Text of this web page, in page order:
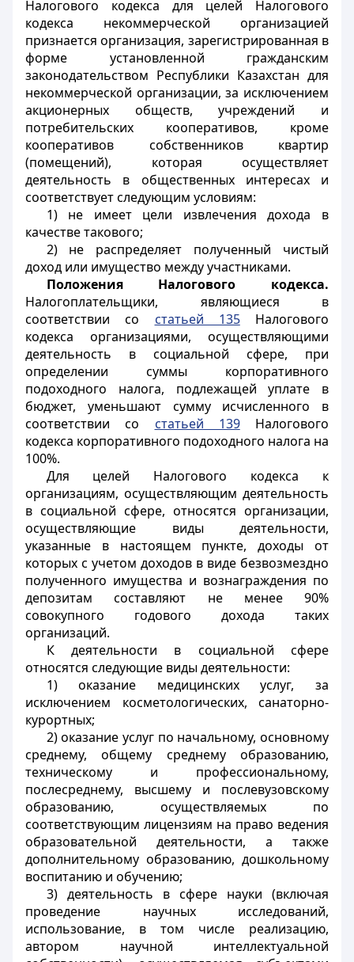
Налогового кодекса для целей Налогового
кодекса некоммерческой организацией
признается организация, зарегистрированная в
форме установленной гражданским
законодательством Республики Казахстан для
некоммерческой организации, за исключением
акционерных обществ, учреждений и
потребительских кооперативов, кроме
кооперативов собственников квартир
(помещений), которая осуществляет
деятельность в общественных интересах и
соответствует следующим условиям:
1) не имеет цели извлечения дохода в
качестве такового;
2) не распределяет полученный чистый
доход или имущество между участниками.
Положения Налогового кодекса.
Налогоплательщики, являющиеся в
соответствии со статьей 135Налогового
кодекса организациями, осуществляющими
деятельность в социальной сфере, при
определении суммы корпоративного
подоходного налога, подлежащей уплате в
бюджет, уменьшают сумму исчисленного в
соответствии со статьей 139Налогового
кодекса корпоративного подоходного налога на
100%.
Для целей Налогового кодекса к
организациям, осуществляющим деятельность
в социальной сфере, относятся организации,
осуществляющие виды деятельности,
указанные в настоящем пункте, доходы от
которых с учетом доходов в виде безвозмездно
полученного имущества и вознаграждения по
депозитам составляют не менее 90%
совокупного годового дохода таких
организаций.
К деятельности в социальной сфере
относятся следующие виды деятельности:
1) оказание медицинских услуг, за
исключением косметологических, санаторно-
курортных;
2) оказание услуг по начальному, основному
среднему, общему среднему образованию,
техническому и профессиональному,
послесреднему, высшему и послевузовскому
образованию, осуществляемых по
соответствующим лицензиям на право ведения
образовательной деятельности, а также
дополнительному образованию, дошкольному
воспитанию и обучению;
3) деятельность в сфере науки (включая
проведение научных исследований,
использование, в том числе реализацию,
автором научной интеллектуальной